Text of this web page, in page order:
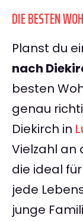
DIE BESTEN
Planst du
nach
besten
genau
Diekirch in
Vielzahl an
die ideal
jede
junge